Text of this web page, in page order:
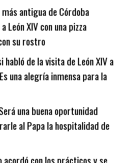
antigua de Córdoba
León XIV con una pizza
su rostro
habló de la visita de León XIV a
una alegría inmensa para la
una buena oportunidad
al Papa la hospitalidad de